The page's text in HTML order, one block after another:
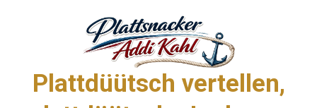
Plattdüütsch vertellen,